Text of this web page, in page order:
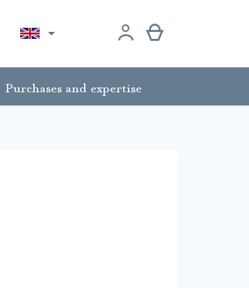

Purchases and expertise